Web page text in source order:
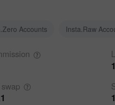
Accounts Insta.Raw
swap